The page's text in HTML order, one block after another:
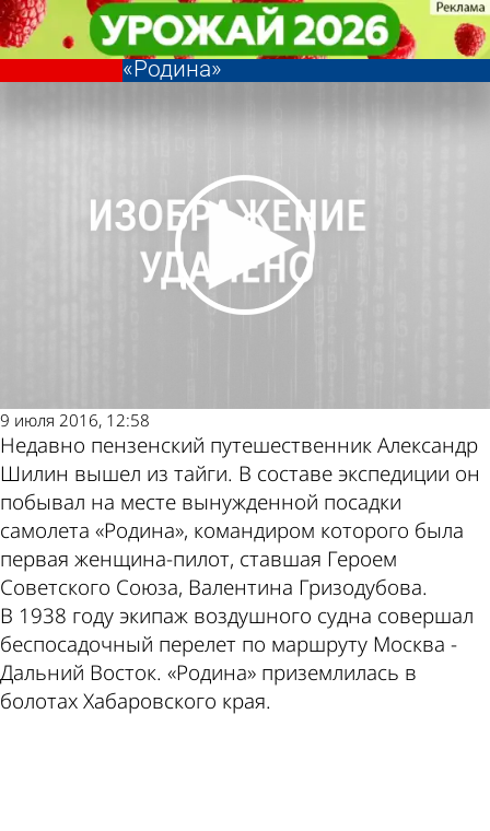
Пензенец посетил место
вынужденной посадки самолета
«Родина»
Общество
9 июля 2016, 12:58
Недавно пензенский путешественник Александр
Шилин вышел из тайги. В составе экспедиции он
побывал на месте вынужденной посадки
самолета «Родина», командиром которого была
первая женщина-пилот, ставшая Героем
Советского Союза, Валентина Гризодубова.
В 1938 году экипаж воздушного судна совершал
беспосадочный перелет по маршруту Москва -
Дальний Восток. «Родина» приземлилась в
болотах Хабаровского края.
Пензенец посетил место
вынужденной посадки самолета
«Родина»
Общество
Другие новости
по теме
Погода и курсы
валют в Пензе